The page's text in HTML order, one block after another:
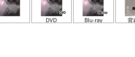
DVD Blu-ray 背